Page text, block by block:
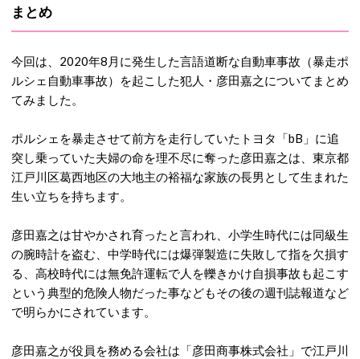
まとめ
今回は、2020年8月に発生した言語道断な自動車事故（暴走ポ
ルシェ自動車事故）を起こした犯人・彦田嘉之についてまとめ
てみました。
ポルシェを暴走させて前方を走行していたトヨタ「bB」に追
突し乗っていた夫婦の命を理不尽に奪った彦田嘉之は、東京都
江戸川区葛西地区の大地主の裕福な家族の長男として生まれた
生い立ちを持ちます。
彦田嘉之は甘やかされ育ったと言われ、小学生時代には同級生
の腕時計を盗む、中学時代には爆弾製造に失敗して指を欠損す
る、高校時代には無免許運転で人を轢きかけ自損事故も起こす
という典型的危険人物だった事などもその後の週刊誌報道など
で明らかにされています。
彦田嘉之が役員を務める会社は「彦田商事株式会社」で江戸川